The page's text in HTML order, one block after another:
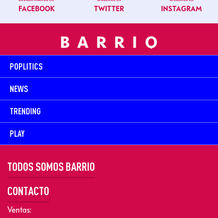
FACEBOOK TWITTER INSTAGRAM
POPLITICS
NEWS
TRENDING
PLAY
TODOS SOMOS BARRIO
CONTACTO
Ventas: